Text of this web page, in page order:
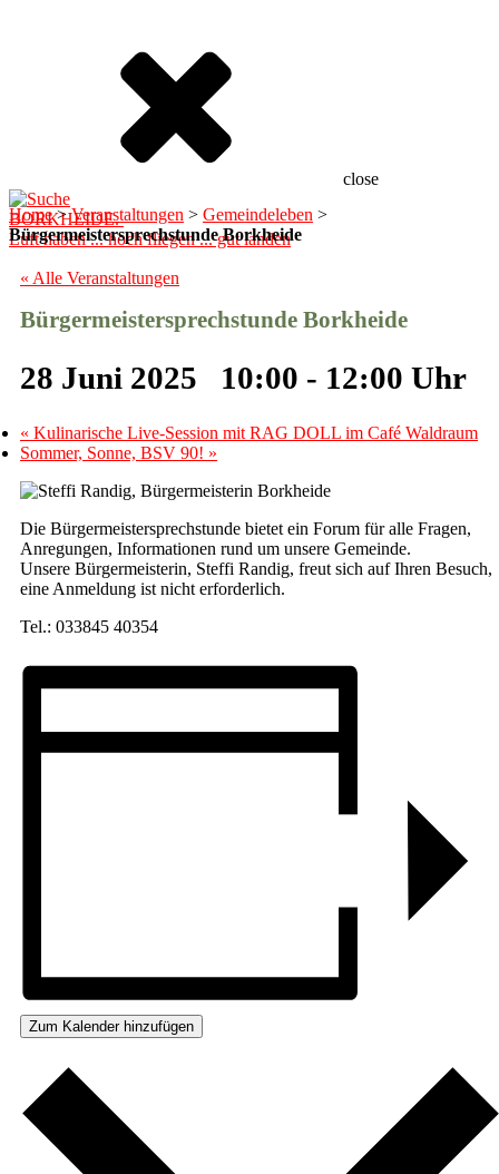
close
BORKHEIDE.
Luft haben ... hoch fliegen ... gut landen
Home>Veranstaltungen > Gemeindeleben >
Bürgermeistersprechstunde Borkheide
« Alle Veranstaltungen
Bürgermeistersprechstunde Borkheide
28 Juni 2025 10:00 - 12:00
« Kulinarische Live-Session mit RAG DOLL im Café Waldraum
Sommer, Sonne, BSV 90! »
Die Bürgermeistersprechstunde bietet ein Forum für alle Fragen,
Anregungen, Informationen rund um unsere Gemeinde.
Unsere Bürgermeisterin, Steffi Randig, freut sich auf Ihren Besuch,
eine Anmeldung ist nicht erforderlich.
Tel.: 033845 40354
Zum Kalender hinzufügen